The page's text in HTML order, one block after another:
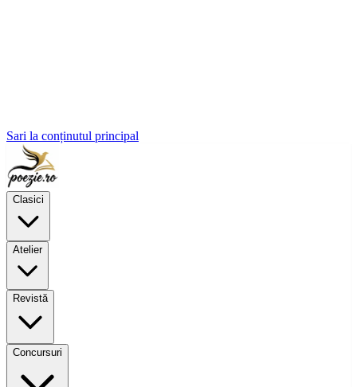
Sari la conținutul principal
Clasici
Atelier
Revistă
Concursuri